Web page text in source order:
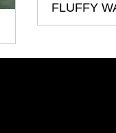
FLUFFY